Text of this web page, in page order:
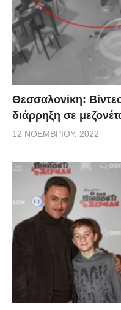
Θεσσαλονίκη:
διάρρηξη σε
12 ΝΟΕΜΒΡΊΟΥ, 2022